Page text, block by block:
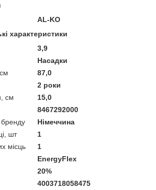
AL-KO
характеристики
3,9
Насадки
87,0
2 роки
см
15,0
8467292000
бренду
Німеччина
шт
1
місць
1
EnergyFlex
20%
4003718058475